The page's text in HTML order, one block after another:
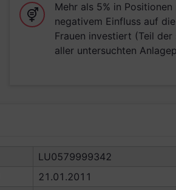
Mehr als 5% in
negativem Einfluss auf
Frauen investiert (Teil
aller untersuchten
LU0579999342
21.01.2011